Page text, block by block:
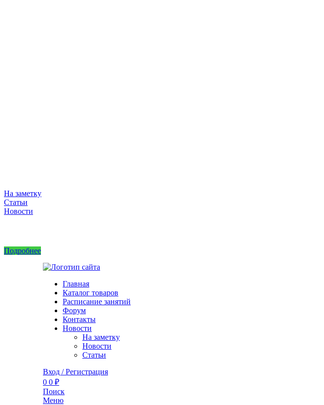
На заметку
Статьи
Новости
Подробнее
Главная
Каталог товаров
Расписание занятий
Форум
Контакты
Новости
На заметку
Новости
Статьи
Вход / Регистрация
0 0 ₽
Поиск
Меню